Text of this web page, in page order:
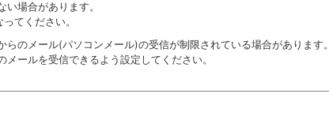
場合があります。
てください。
のメール(パソコンメール)の受信が制限されている場合があります。
ールを受信できるよう設定してください。